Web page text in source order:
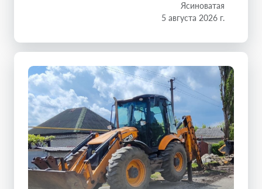
Ясиноватая
5 августа 2026 г.